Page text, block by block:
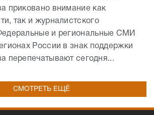
приковано внимание как
так и журналистского
и региональные СМИ
России в знак поддержки
перепечатывают сегодня...
СМОТРЕТЬ ЕЩЁ